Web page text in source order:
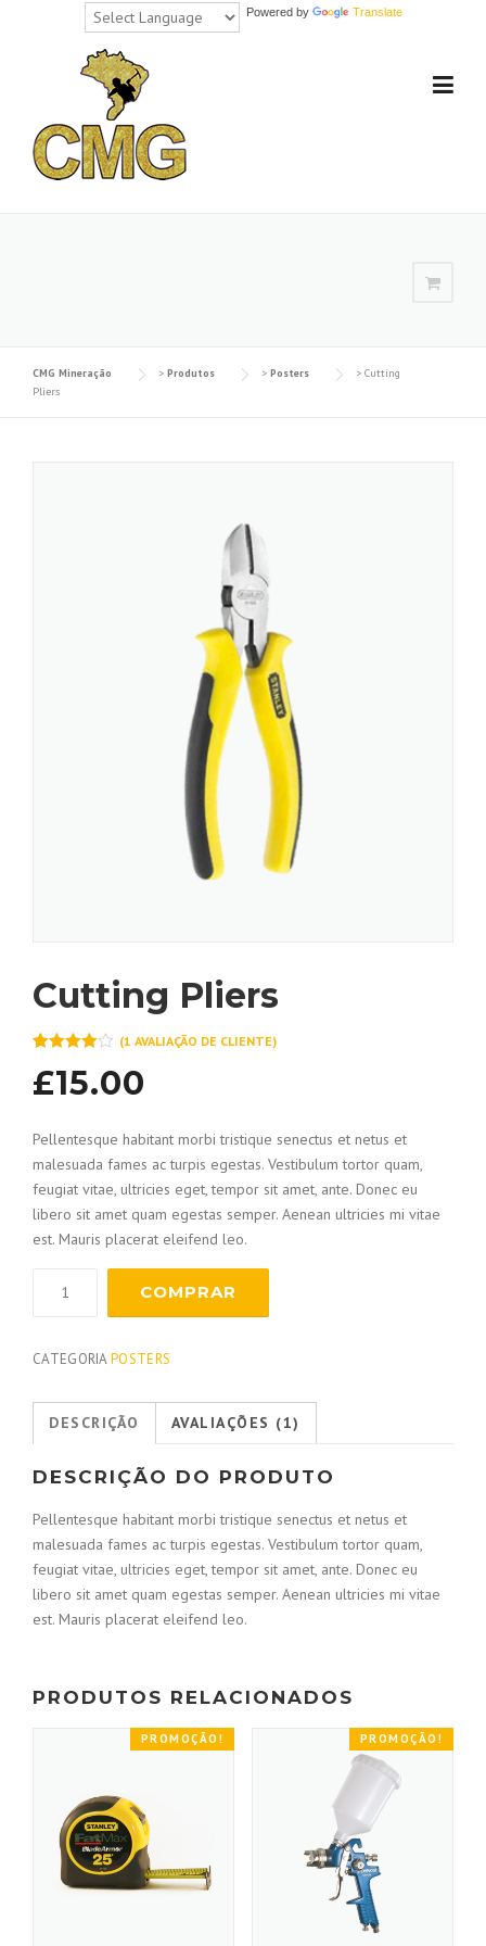
Powered by Translate
CMG Mineração > Produtos > Posters > Cutting
Pliers
Cutting Pliers
baseado
em
clientes
(1 AVALIAÇÃO DE CLIENTE)
£15.00
Pellentesque habitant morbi tristique senectus et netus et
malesuada fames ac turpis egestas. Vestibulum tortor quam,
feugiat vitae, ultricies eget, tempor sit amet, ante. Donec eu
libero sit amet quam egestas semper. Aenean ultricies mi vitae
est. Mauris placerat eleifend leo.
COMPRAR
CATEGORIAPOSTERS
DESCRIÇÃO AVALIAÇÕES (1)
DESCRIÇÃO DO PRODUTO
Pellentesque habitant morbi tristique senectus et netus et
malesuada fames ac turpis egestas. Vestibulum tortor quam,
feugiat vitae, ultricies eget, tempor sit amet, ante. Donec eu
libero sit amet quam egestas semper. Aenean ultricies mi vitae
est. Mauris placerat eleifend leo.
PRODUTOS RELACIONADOS
PROMOÇÃO! PROMOÇÃO!